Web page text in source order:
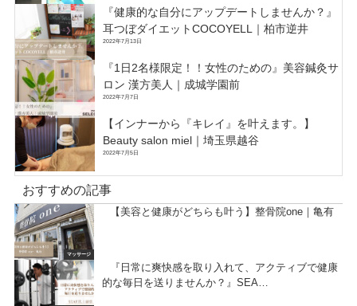
『健康的な自分にアップデートしませんか？』
耳つぼダイエットCOCOYELL｜柏市逆井
2022年7月13日
『1日2名様限定！！女性のための』美容鍼灸サ
ロン 漢方美人｜成城学園前
2022年7月7日
【インナーから『キレイ』を叶えます。】
Beauty salon miel｜埼玉県越谷
2022年7月5日
おすすめの記事
マッサージ
【美容と健康がどちらも叶う】整骨院one｜亀有
『日常に爽快感を取り入れて、アクティブで健康
的な毎日を送りませんか？』SEA…